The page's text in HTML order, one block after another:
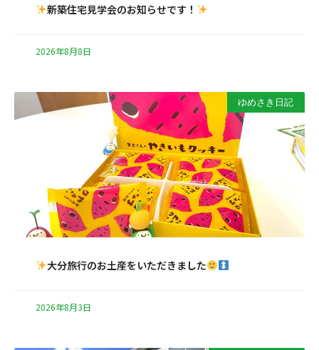
新築住宅見学会のお知らせです！
2026年8月8日
ゆめさき日記
大分旅行のお土産をいただきました
2026年8月3日